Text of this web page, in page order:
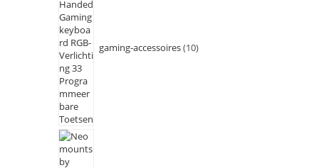
gaming-accessoires 10